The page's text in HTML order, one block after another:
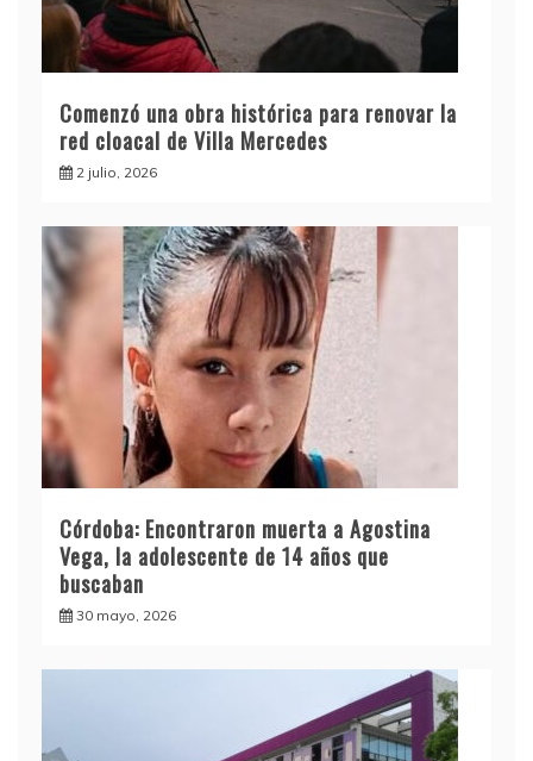
Comenzó una obra histórica para renovar la
red cloacal de Villa Mercedes
2 julio, 2026
Córdoba: Encontraron muerta a Agostina
Vega, la adolescente de 14 años que
buscaban
30 mayo, 2026